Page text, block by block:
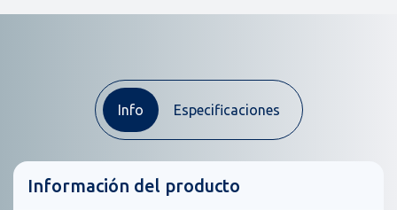
Info Especificaciones
Información del producto